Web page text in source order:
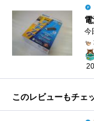
このレビューもチェ